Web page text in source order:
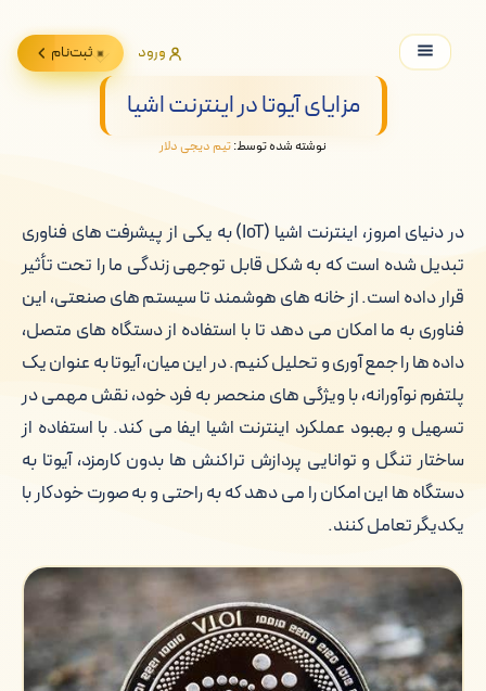
ورود ثبت‌نام
مزایای آیوتا در اینترنت اشیا
نوشته شده توسط:تیم دیجی دلار
در دنیای امروز، اینترنت اشیا (IoT) به یکی از پیشرفت های فناوری
تبدیل شده است که به شکل قابل توجهی زندگی ما را تحت تأثیر
قرار داده است. از خانه های هوشمند تا سیستم های صنعتی، این
فناوری به ما امکان می دهد تا با استفاده از دستگاه های متصل،
داده ها را جمع آوری و تحلیل کنیم. در این میان، آیوتا به عنوان یک
پلتفرم نوآورانه، با ویژگی های منحصر به فرد خود، نقش مهمی در
تسهیل و بهبود عملکرد اینترنت اشیا ایفا می کند. با استفاده از
ساختار تنگل و توانایی پردازش تراکنش ها بدون کارمزد، آیوتا به
دستگاه ها این امکان را می دهد که به راحتی و به صورت خودکار با
یکدیگر تعامل کنند.